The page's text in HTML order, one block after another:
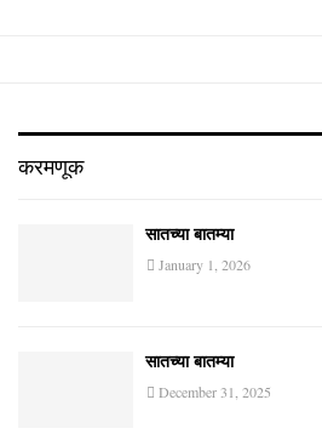
करमणूक
सातच्या बातम्या
January 1, 2026
सातच्या बातम्या
December 31, 2025